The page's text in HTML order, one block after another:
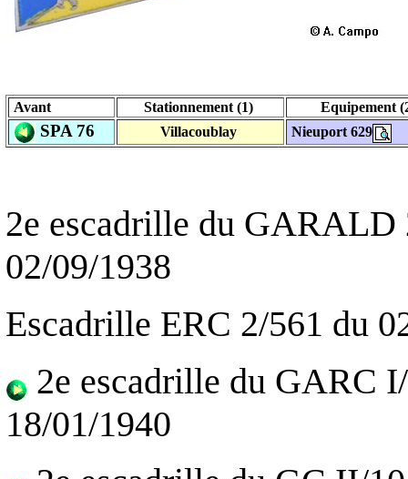
Avant Stationnement (1) Equipement
SPA 76 Villacoublay Nieuport 629
2e escadrille du GARALD
02/09/1938
Escadrille ERC 2/561 du
2e escadrille du GARC
18/01/1940